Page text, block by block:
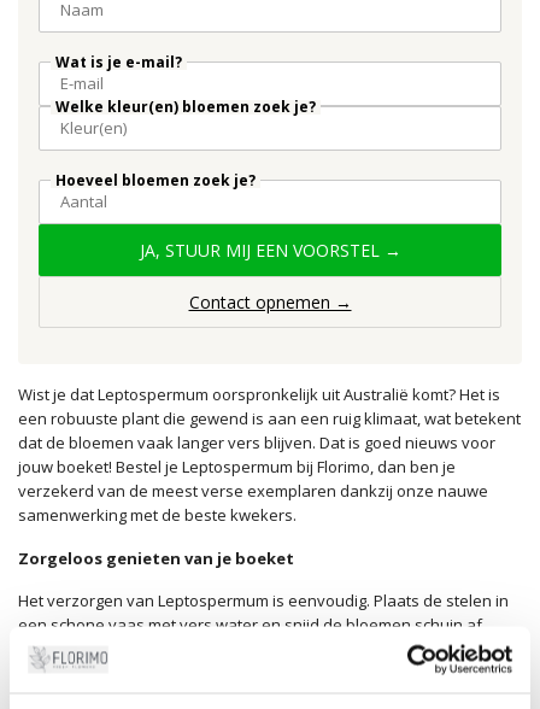
Wat is je e-mail?
Welke kleur(en) bloemen zoek je?
Hoeveel bloemen zoek je?
JA, STUUR MIJ EEN VOORSTEL →
Contact opnemen →
Wist je dat Leptospermum oorspronkelijk uit Australië komt? Het is
een robuuste plant die gewend is aan een ruig klimaat, wat betekent
dat de bloemen vaak langer vers blijven. Dat is goed nieuws voor
jouw boeket! Bestel je Leptospermum bij Florimo, dan ben je
verzekerd van de meest verse exemplaren dankzij onze nauwe
samenwerking met de beste kwekers.
Zorgeloos genieten van je boeket
Het verzorgen van Leptospermum is eenvoudig. Plaats de stelen in
een schone vaas met vers water en snijd de bloemen schuin af
voordat je ze in het water zet. Ververs het water regelmatig om zo
lang mogelijk te kunnen genieten van deze prachtige bloemen.